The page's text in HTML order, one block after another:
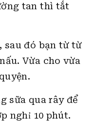
tan thì tắt
sau đó bạn từ từ
Vừa cho vừa
sữa qua rây để
nghỉ 10 phút.